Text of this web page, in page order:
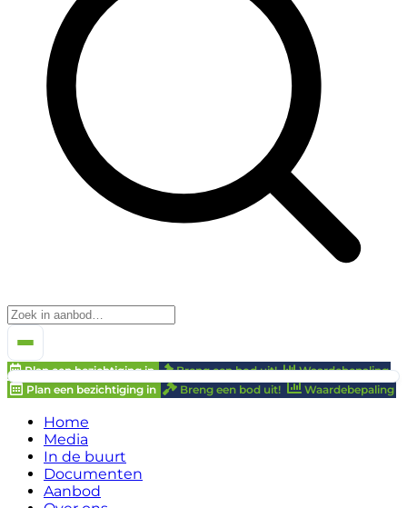
Plan een bezichtiging in Breng een bod uit!
Waardebepaling
Plan een bezichtiging in
Breng een bod uit! Waardebepaling
Home
Media
In de buurt
Documenten
Aanbod